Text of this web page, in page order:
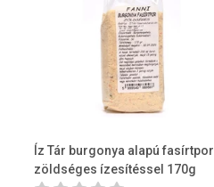
Íz Tár burgonya alapú fasírtpor
zöldséges ízesítéssel 170g